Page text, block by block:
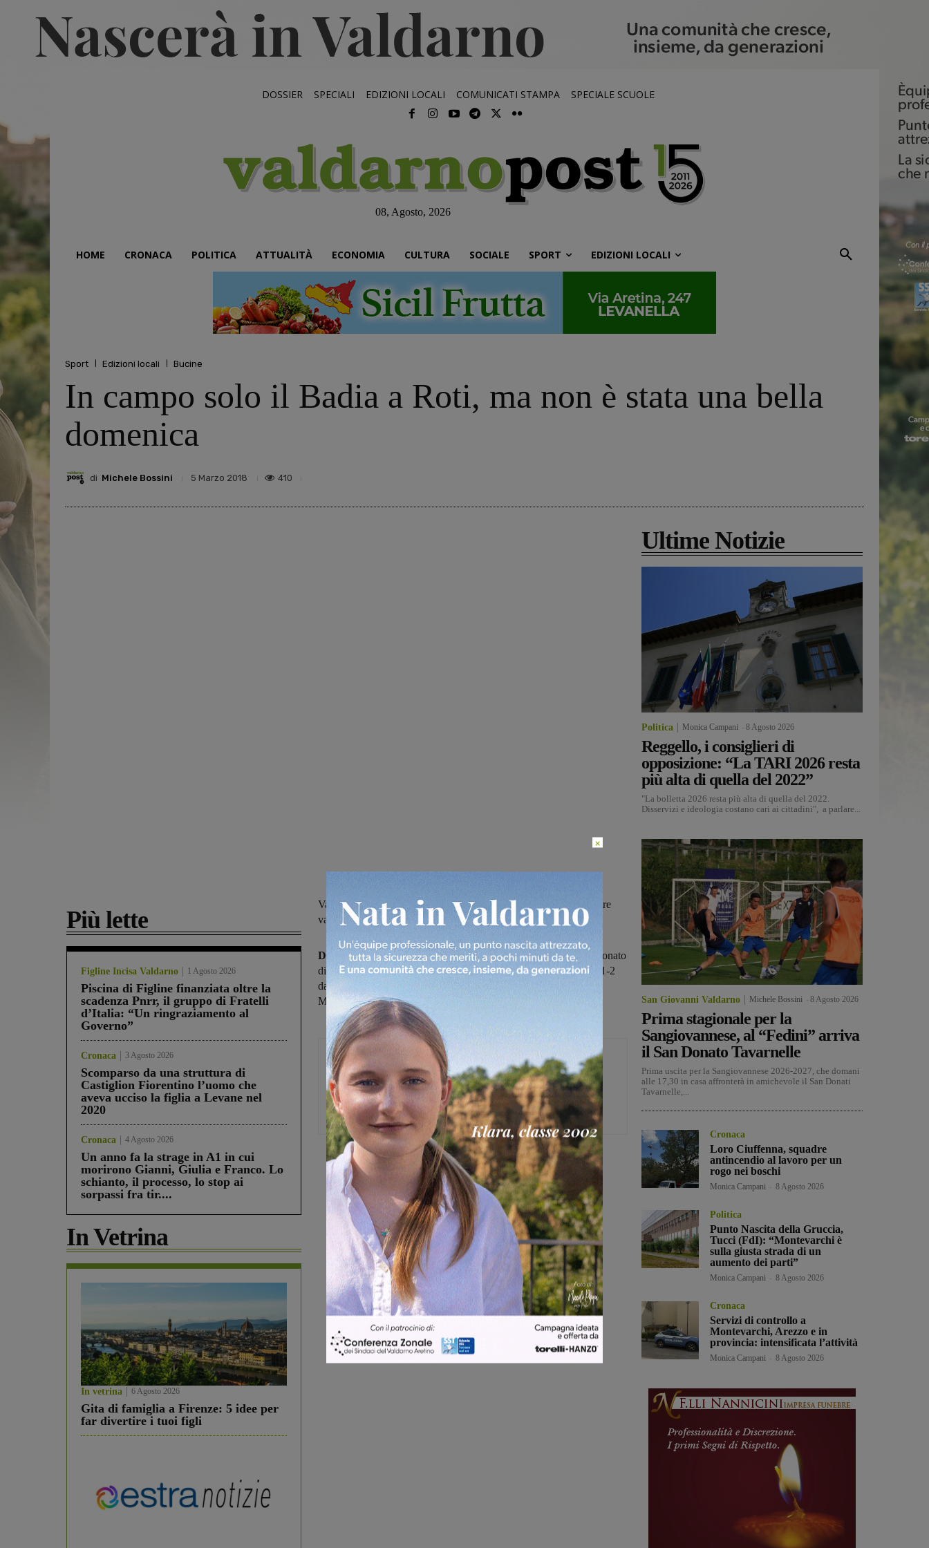
DOSSIER SPECIALI EDIZIONI LOCALI COMUNICATI STAMPA SPECIALE SCUOLE
08, Agosto, 2026
HOME CRONACA POLITICA ATTUALITÀ ECONOMIA CULTURA SOCIALE SPORT EDIZIONI LOCALI
Sport Edizioni locali Bucine
In campo solo il Badia a Roti, ma non è stata una bella
domenica
di Michele Bossini 5 Marzo 2018 410
Più lette
Figline Incisa Valdarno 1 Agosto 2026
Piscina di Figline finanziata oltre la
scadenza Pnrr, il gruppo di Fratelli
d’Italia: “Un ringraziamento al
Governo”
Cronaca 3 Agosto 2026
Scomparso da una struttura di
Castiglion Fiorentino l’uomo che
aveva ucciso la figlia a Levane nel
2020
Cronaca 4 Agosto 2026
Un anno fa la strage in A1 in cui
morirono Gianni, Giulia e Franco. Lo
schianto, il processo, lo stop ai
sorpassi fra tir....
In Vetrina
In vetrina 6 Agosto 2026
Gita di famiglia a Firenze: 5 idee per
far divertire i tuoi figli
Valdarnesi battuti in casa dalla Fortis Arezzo, hanno rinviato le altre
valdarnesi impegnate nel girone aretino di Terza categoria
Delle quattro valdarnesiimpegnate nel girone aretino del campionato
di Terza categoria è sceso in campo soloil Badia a Roti,battuto 1-2
dalla Fortis Arezzo.Rinviate invece
Pestello-Sangiustinese e
Monterchiese-Atletico Valdambra.
Michele Bossini
Share
Ultime Notizie
Politica Monica Campani 8 Agosto 2026
Reggello, i consiglieri di
opposizione: “La TARI 2026 resta
più alta di quella del 2022”
"La bolletta 2026 resta più alta di quella del 2022.
Disservizi e ideologia costano cari ai cittadini", a parlare...
San Giovanni Valdarno Michele Bossini 8 Agosto 2026
Prima stagionale per la
Sangiovannese, al “Fedini” arriva
il San Donato Tavarnelle
Prima uscita per la Sangiovannese 2026-2027, che domani
alle 17,30 in casa affronterà in amichevole il San Donati
Tavarnelle,...
Cronaca
Loro Ciuffenna, squadre
antincendio al lavoro per un
rogo nei boschi
Monica Campani 8 Agosto 2026
Politica
Punto Nascita della Gruccia,
Tucci (FdI): “Montevarchi è
sulla giusta strada di un
aumento dei parti”
Monica Campani 8 Agosto 2026
Cronaca
Servizi di controllo a
Montevarchi, Arezzo e in
provincia: intensificata l’attività
Monica Campani 8 Agosto 2026
×